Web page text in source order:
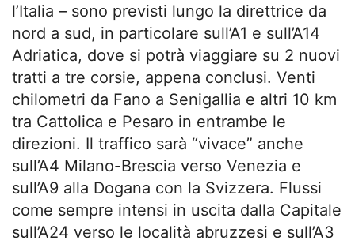
l’Italia – sono previsti lungo la direttrice da
nord a sud, in particolare sull’A1 e sull’A14
Adriatica, dove si potrà viaggiare su 2 nuovi
tratti a tre corsie, appena conclusi. Venti
chilometri da Fano a Senigallia e altri 10 km
tra Cattolica e Pesaro in entrambe le
direzioni. Il traffico sarà “vivace” anche
sull’A4 Milano-Brescia verso Venezia e
sull’A9 alla Dogana con la Svizzera. Flussi
come sempre intensi in uscita dalla Capitale
sull’A24 verso le località abruzzesi e sull’A3